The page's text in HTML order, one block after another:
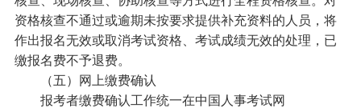
资格核查不通过或逾期未按要求提供补充资料的人员，将
作出报名无效或取消考试资格、考试成绩无效的处理，已
缴报名费不予退费。
（五）网上缴费确认
报考者缴费确认工作统一在中国人事考试网